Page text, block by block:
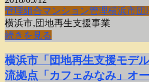
管理組合マンション管理横浜市団
横浜市,団地再生支援事業
続きを見る
横浜市「団地再生支援モデ
流拠点「カフェみなみ」オ